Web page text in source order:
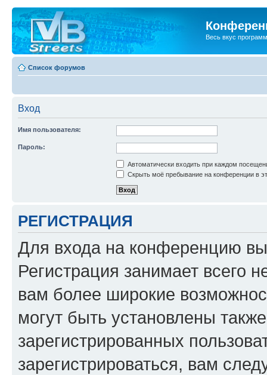
Весь вкус
Список форумов
Вход
Имя пользователя:
Пароль:
Автоматически входить при каждом
Скрыть моё пребывание на конференции в
РЕГИСТРАЦИЯ
Для входа на конференцию
Регистрация занимает всего
вам более широкие
могут быть установлены
зарегистрированных
зарегистрироваться, вам